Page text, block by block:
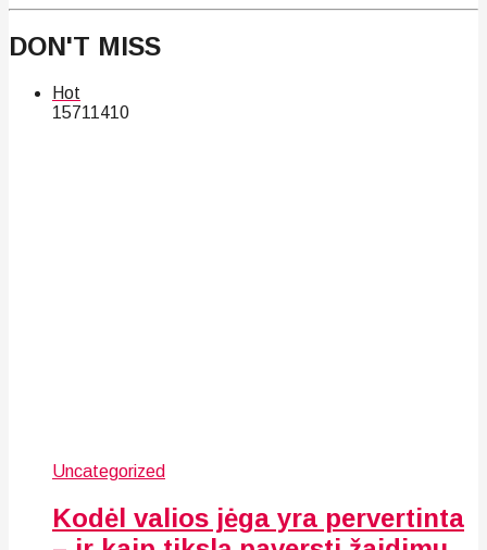
DON'T MISS
Hot
15711410
Uncategorized
Kodėl valios jėga yra pervertinta